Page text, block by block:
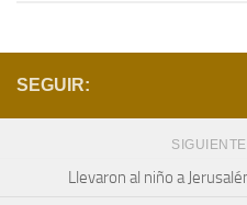
SEGUIR:
Llevaron al niño a